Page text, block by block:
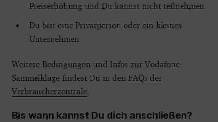
Preiserhöhung und Du kannst nicht teilnehmen
Du bist eine Privatperson oder ein kleines
Unternehmen
Weitere Bedingungen und Infos zur Vodafone-
Sammelklage findest Du in den FAQs der
Verbraucherzentrale.
Bis wann kannst Du dich anschließen?